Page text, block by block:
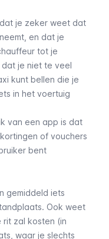
je zeker weet dat
en dat je
tot je
je niet te veel
kunt bellen die je
in het voertuig
van een app is dat
of vouchers
bent
gemiddeld iets
Ook weet
zal kosten (in
waar je slechts